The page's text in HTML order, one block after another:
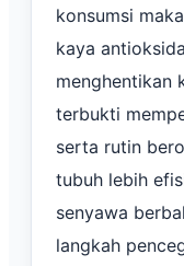
konsumsi
kaya
menghentikan
terbukti
serta rutin
tubuh lebih
senyawa
langkah